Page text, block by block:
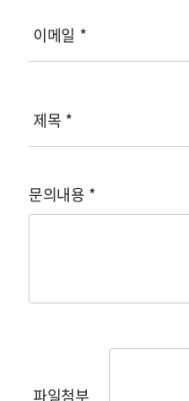
이메일 *
제목 *
문의내용 *
파일첨부